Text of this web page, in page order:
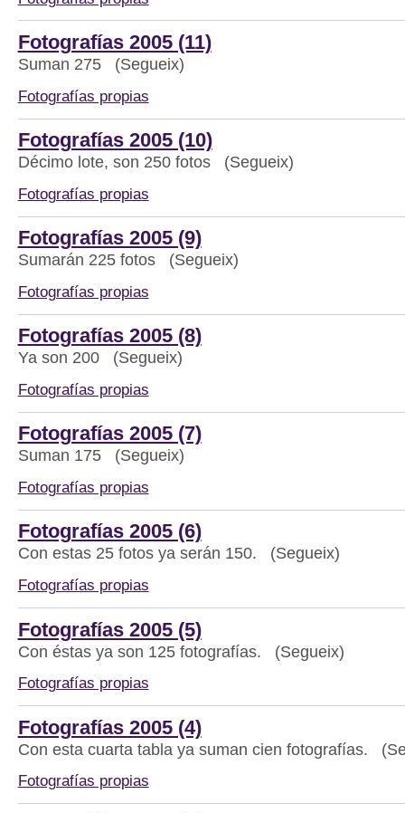
Fotografías 2005 (11)
Suman 275 (Segueix)
Fotografías propias
Fotografías 2005 (10)
Décimo lote, son 250 fotos (Segueix)
Fotografías propias
Fotografías 2005 (9)
Sumarán 225 fotos (Segueix)
Fotografías propias
Fotografías 2005 (8)
Ya son 200 (Segueix)
Fotografías propias
Fotografías 2005 (7)
Suman 175 (Segueix)
Fotografías propias
Fotografías 2005 (6)
Con estas 25 fotos ya serán 150. (Segueix)
Fotografías propias
Fotografías 2005 (5)
Con éstas ya son 125 fotografías. (Segueix)
Fotografías propias
Fotografías 2005 (4)
Con esta cuarta tabla ya suman cien fotografías.
Fotografías propias